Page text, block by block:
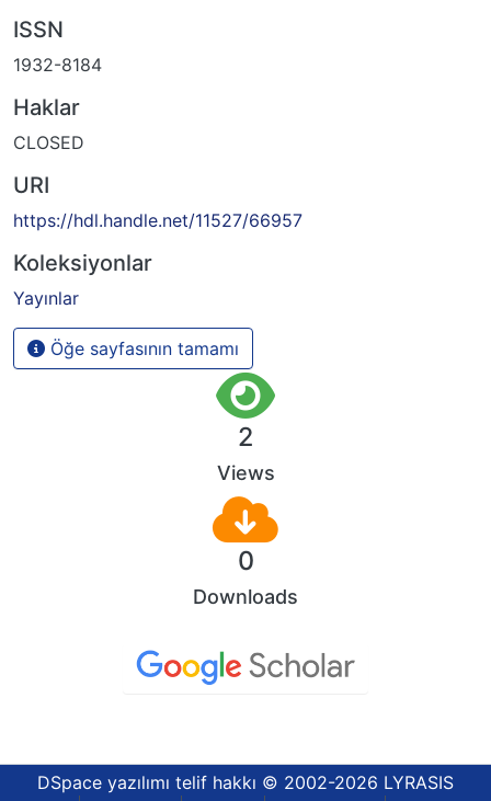
ISSN
1932-8184
Haklar
CLOSED
URI
https://hdl.handle.net/11527/66957
Koleksiyonlar
Yayınlar
Öğe sayfasının tamamı
2
Views
0
Downloads
DSpace yazılımı telif hakkı © 2002-2026 LYRASIS